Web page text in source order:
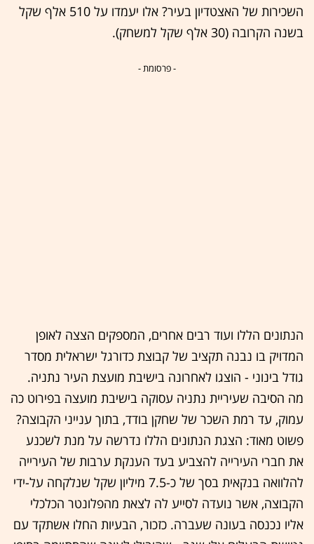
השכירות של האצטדיון בעיר? אלו יעמדו על 510 אלף שקל
בשנה הקרובה (30 אלף שקל למשחק).
- פרסומת -
הנתונים הללו ועוד רבים אחרים, המספקים הצצה לאופן
המדויק בו נבנה תקציב של קבוצת כדורגל ישראלית מסדר
גודל בינוני - הוצגו לאחרונה בישיבת מועצת העיר נתניה.
מה הסיבה שעיריית נתניה עסוקה בישיבת מועצה בפירוט כה
עמוק, עד רמת השכר של שחקן בודד, בתוך ענייני הקבוצה?
פשוט מאוד: הצגת הנתונים הללו נדרשה על מנת לשכנע
את חברי העירייה להצביע בעד הענקת ערבות של העירייה
להלוואה בנקאית בסך של כ-7.5 מיליון שקל שנלקחה על-ידי
הקבוצה, אשר נועדה לסייע לה לצאת מהפלונטר הכלכלי
אליו נכנסה בעונה שעברה. כזכור, הבעיות החלו אשתקד עם